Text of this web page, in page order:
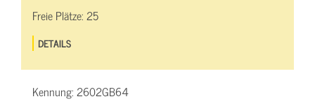
Freie Plätze:25
DETAILS
Kennung:2602GB64